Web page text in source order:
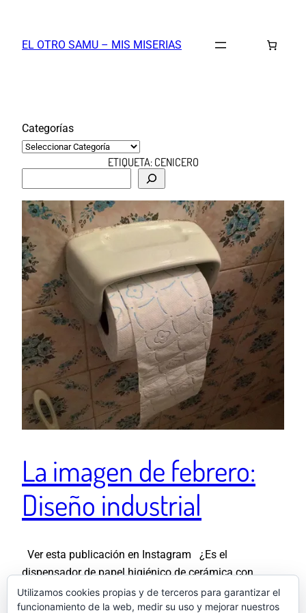
contenido
EL OTRO SAMU – MIS MISERIAS
Categorías
ETIQUETA:CENICERO
s
a
r
La imagen de febrero:
Diseño industrial
Ver esta publicación en Instagram ¿Es el
dispensador de papel higiénico de cerámica con
cenicero incorporado que hay en casa de mi abuela la
cúspide del diseño industrial en el siglo XX? Yo digo
Utilizamos cookies propias y de terceros para garantizar el
funcionamiento de la web, medir su uso y mejorar nuestros